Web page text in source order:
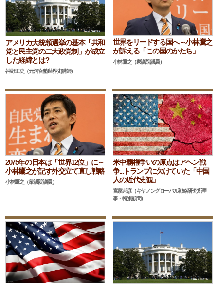
アメリカ大統領選挙の基本「共和
党と民主党の二大政党制」が成立
した経緯とは?
神野正史（元河合塾世界史講師）
世界をリードする国へ～小林鷹之
が訴える「この国のかたち」
小林鷹之（衆議院議員）
2075年の日本は「世界12位」に～
小林鷹之が記す外交立て直し戦略
小林鷹之（衆議院議員）
米中覇権争いの原点はアヘン戦
争...トランプに欠けていた「中国
人の近代史観」
宮家邦彦（キヤノングローバル戦略研究所理
事・特別顧問）